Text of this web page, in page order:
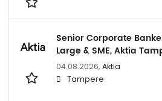
Senior Corporate
Large & SME, Aktia
04.08.2026, Aktia
Tampere